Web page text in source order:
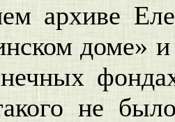
архиве
доме» и
не